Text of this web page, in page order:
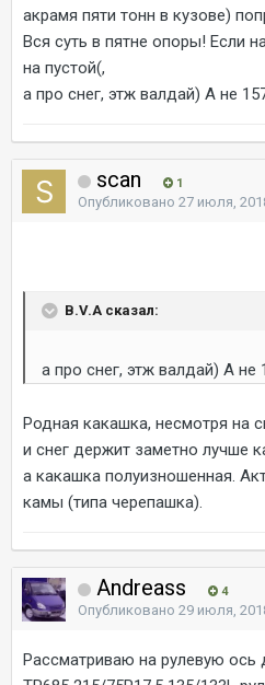
акрамя пяти тонн в кузове)
Вся суть в пятне опоры! Если
на пустой(,
а про снег, этж валдай) А не
scan 1
Опубликовано 27 июля,
B.V.A сказал:
а про снег, этж валдай) А не
Родная какашка, несмотря на
и снег держит заметно лучше
а какашка полуизношенная.
камы (типа черепашка).
Andreass 4
Опубликовано 29 июля,
Рассматриваю на рулевую ось